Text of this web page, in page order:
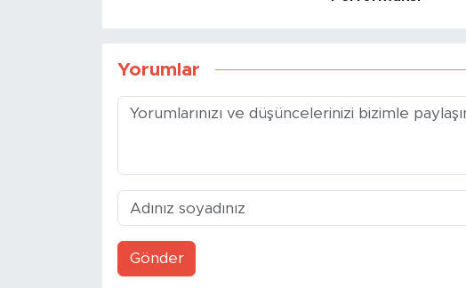
Yorumlar
Gönder